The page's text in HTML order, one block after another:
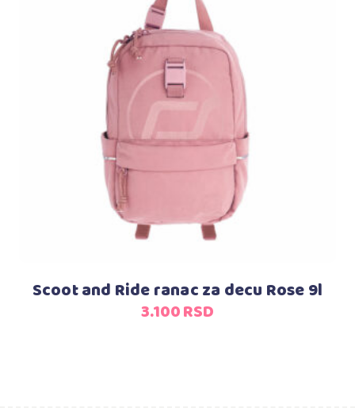
Dodaj u korpu
Scoot and Ride ranac za decu Rose 9l
3.100RSD